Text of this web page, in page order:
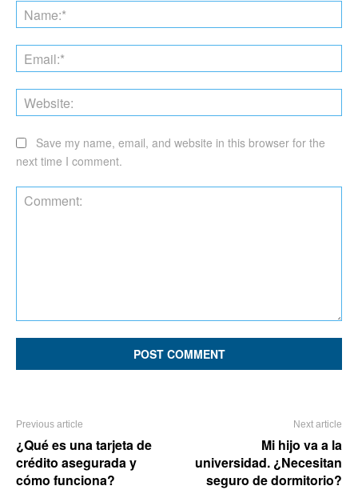
Save my name, email, and website in this browser for the
next time I comment.
Previous article
¿Qué es una tarjeta de
crédito asegurada y
cómo funciona?
Next article
Mi hijo va a la
universidad. ¿Necesitan
seguro de dormitorio?